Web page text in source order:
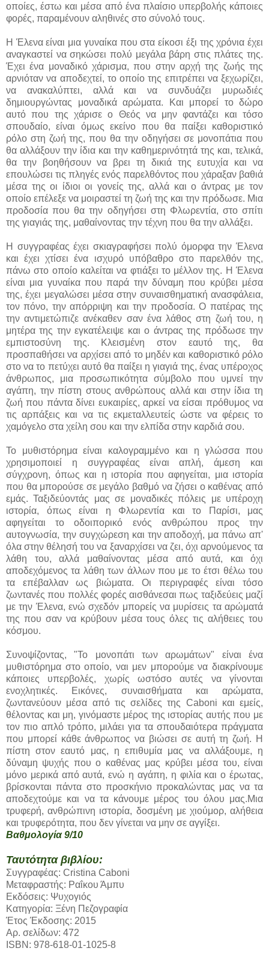
οποίες, έστω και μέσα από ένα πλαίσιο υπερβολής κάποιες
φορές, παραμένουν αληθινές στο σύνολό τους.
Η Έλενα είναι μια γυναίκα που στα είκοσι έξι της χρόνια έχει
αναγκαστεί να σηκώσει πολύ μεγάλα βάρη στις πλάτες της.
Έχει ένα μοναδικό χάρισμα, που στην αρχή της ζωής της
αρνιόταν να αποδεχτεί, το οποίο της επιτρέπει να ξεχωρίζει,
να ανακαλύπτει, αλλά και να συνδυάζει μυρωδιές
δημιουργώντας μοναδικά αρώματα. Και μπορεί το δώρο
αυτό που της χάρισε ο Θεός να μην φαντάζει και τόσο
σπουδαίο, είναι όμως εκείνο που θα παίξει καθοριστικό
ρόλο στη ζωή της, που θα την οδηγήσει σε μονοπάτια που
θα αλλάξουν την ίδια και την καθημερινότητά της και, τελικά,
θα την βοηθήσουν να βρει τη δικιά της ευτυχία και να
επουλώσει τις πληγές ενός παρελθόντος που χάραξαν βαθιά
μέσα της οι ίδιοι οι γονείς της, αλλά και ο άντρας με τον
οποίο επέλεξε να μοιραστεί τη ζωή της και την πρόδωσε. Μια
προδοσία που θα την οδηγήσει στη Φλωρεντία, στο σπίτι
της γιαγιάς της, μαθαίνοντας την τέχνη που θα την αλλάξει.
Η συγγραφέας έχει σκιαγραφήσει πολύ όμορφα την Έλενα
και έχει χτίσει ένα ισχυρό υπόβαθρο στο παρελθόν της,
πάνω στο οποίο καλείται να φτιάξει το μέλλον της. Η Έλενα
είναι μια γυναίκα που παρά την δύναμη που κρύβει μέσα
της, έχει μεγαλώσει μέσα στην συναισθηματική ανασφάλεια,
τον πόνο, την απόρριψη και την προδοσία. Ο πατέρας της
την αντιμετώπιζε ανέκαθεν σαν ένα λάθος στη ζωή του, η
μητέρα της την εγκατέλειψε και ο άντρας της πρόδωσε την
εμπιστοσύνη της. Κλεισμένη στον εαυτό της, θα
προσπαθήσει να αρχίσει από το μηδέν και καθοριστικό ρόλο
στο να το πετύχει αυτό θα παίξει η γιαγιά της, ένας υπέροχος
άνθρωπος, μια προσωπικότητα σύμβολο που υμνεί την
αγάπη, την πίστη στους ανθρώπους αλλά και στην ίδια τη
ζωή που πάντα δίνει ευκαιρίες, αρκεί να είσαι πρόθυμος να
τις αρπάξεις και να τις εκμεταλλευτείς ώστε να φέρεις το
χαμόγελο στα χείλη σου και την ελπίδα στην καρδιά σου.
Το μυθιστόρημα είναι καλογραμμένο και η γλώσσα που
χρησιμοποιεί η συγγραφέας είναι απλή, άμεση και
σύγχρονη, όπως και η ιστορία που αφηγείται, μια ιστορία
που θα μπορούσε σε μεγάλο βαθμό να ζήσει ο καθένας από
εμάς. Ταξιδεύοντάς μας σε μοναδικές πόλεις με υπέροχη
ιστορία, όπως είναι η Φλωρεντία και το Παρίσι, μας
αφηγείται το οδοιπορικό ενός ανθρώπου προς την
αυτογνωσία, την συγχώρεση και την αποδοχή, μα πάνω απ'
όλα στην θέλησή του να ξαναρχίσει να ζει, όχι αρνούμενος τα
λάθη του, αλλά μαθαίνοντας μέσα από αυτά, και όχι
αποδεχόμενος τα λάθη των άλλων που με το έτσι θέλω του
τα επέβαλλαν ως βιώματα. Οι περιγραφές είναι τόσο
ζωντανές που πολλές φορές αισθάνεσαι πως ταξιδεύεις μαζί
με την Έλενα, ενώ σχεδόν μπορείς να μυρίσεις τα αρώματά
της που σαν να κρύβουν μέσα τους όλες τις αλήθειες του
κόσμου.
Συνοψίζοντας, "Το μονοπάτι των αρωμάτων" είναι ένα
μυθιστόρημα στο οποίο, ναι μεν μπορούμε να διακρίνουμε
κάποιες υπερβολές, χωρίς ωστόσο αυτές να γίνονται
ενοχλητικές. Εικόνες, συναισθήματα και αρώματα,
ζωντανεύουν μέσα από τις σελίδες της Caboni και εμείς,
θέλοντας και μη, γινόμαστε μέρος της ιστορίας αυτής που με
τον πιο απλό τρόπο, μιλάει για τα σπουδαιότερα πράγματα
που μπορεί κάθε άνθρωπος να βιώσει σε αυτή τη ζωή. Η
πίστη στον εαυτό μας, η επιθυμία μας να αλλάξουμε, η
δύναμη ψυχής που ο καθένας μας κρύβει μέσα του, είναι
μόνο μερικά από αυτά, ενώ η αγάπη, η φιλία και ο έρωτας,
βρίσκονται πάντα στο προσκήνιο προκαλώντας μας να τα
αποδεχτούμε και να τα κάνουμε μέρος του όλου μας.Μια
τρυφερή, ανθρώπινη ιστορία, δοσμένη με χιούμορ, αλήθεια
και τρυφερότητα, που δεν γίνεται να μην σε αγγίξει.
Βαθμολογία 9/10
Ταυτότητα βιβλίου:
Συγγραφέας: Cristina Caboni
Μεταφραστής: Ραΐκου Άμπυ
Εκδόσεις: Ψυχογιός
Κατηγορία: Ξένη Πεζογραφία
Έτος Έκδοσης: 2015
Αρ. σελίδων: 472
ISBN: 978-618-01-1025-8